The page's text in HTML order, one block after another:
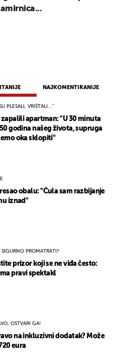
NAJKOMENTIRANIJE
PLESALI, VRIŠTALI..."
apartman: "U 30 minuta
godina našeg života, supruga
oka sklopiti"
obalu: "Čula sam razbijanje
iznad"
SIGURNO PROMATRATI?
prizor koji se ne viđa često:
pravi spektakl
OSTVARI GA!
na inkluzivni dodatak? Može
eura